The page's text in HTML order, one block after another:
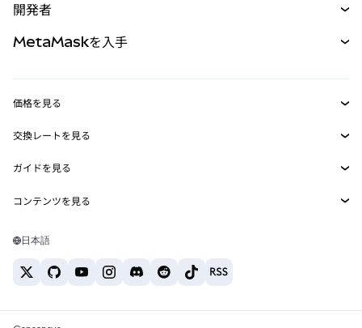
パーペチュアル
RWA
開発者
MetaMask Connect
Snaps
Web3サービス
MetaMaskを入手
セキュリティ
サポート
キャリア
お問い合わせ
価格を見る
イーサリアムの価格
Solanaの価格
Tetherの価格
交換レートを見る
ETH→USD
USDT→INR
BTC→INR
ETH→USDT
ガイドを見る
ETHの購入
USDTの購入
コンテンツを見る
Solanaウォレット
日本語